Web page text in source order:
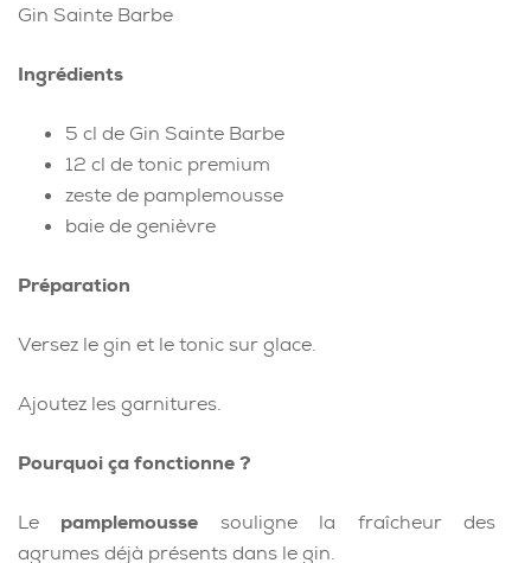
Gin Sainte Barbe
Ingrédients
5 cl de Gin Sainte Barbe
12 cl de tonic premium
zeste de pamplemousse
baie de genièvre
Préparation
Versez le gin et le tonic sur glace.
Ajoutez les garnitures.
Pourquoi ça fonctionne ?
Le pamplemousse souligne la fraîcheur des
agrumes déjà présents dans le gin.